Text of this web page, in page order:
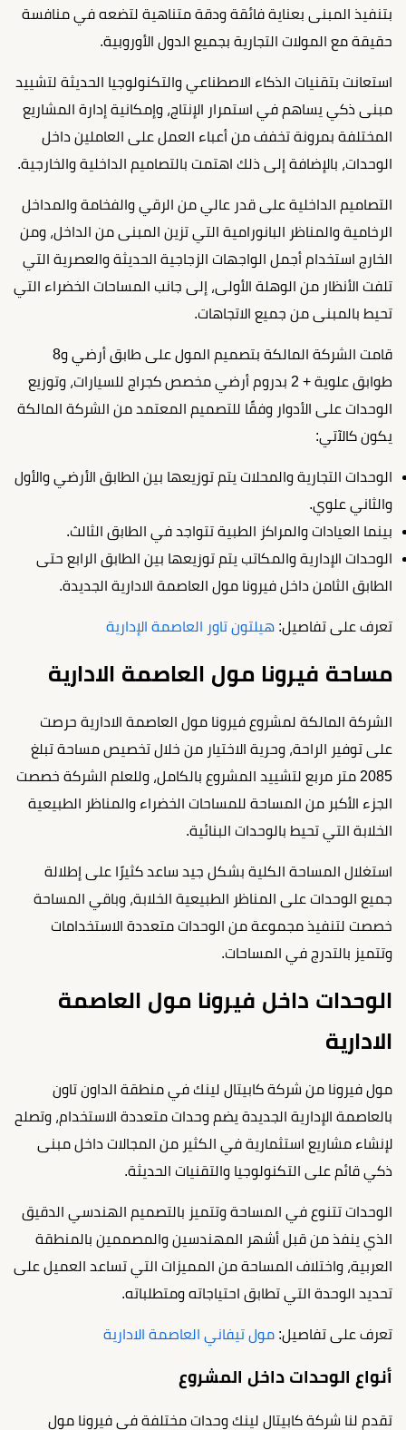
بتنفيذ المبنى بعناية فائقة ودقة متناهية لتضعه في منافسة
حقيقة مع المولات التجارية بجميع الدول الأوروبية.
استعانت بتقنيات الذكاء الاصطناعي والتكنولوجيا الحديثة لتشييد
مبنى ذكي يساهم في استمرار الإنتاج، وإمكانية إدارة المشاريع
المختلفة بمرونة تخفف من أعباء العمل على العاملين داخل
الوحدات، بالإضافة إلى ذلك اهتمت بالتصاميم الداخلية والخارجية.
التصاميم الداخلية على قدر عالي من الرقي والفخامة والمداخل
الرخامية والمناظر البانورامية التي تزين المبنى من الداخل، ومن
الخارج استخدام أجمل الواجهات الزجاجية الحديثة والعصرية التي
تلفت الأنظار من الوهلة الأولى، إلى جانب المساحات الخضراء التي
تحيط بالمبنى من جميع الاتجاهات.
قامت الشركة المالكة بتصميم المول على طابق أرضي و8
طوابق علوية + 2 بدروم أرضي مخصص كجراج للسيارات، وتوزيع
الوحدات على الأدوار وفقًا للتصميم المعتمد من الشركة المالكة
يكون كالآتي:
الوحدات التجارية والمحلات يتم توزيعها بين الطابق الأرضي والأول
والثاني علوي.
بينما العيادات والمراكز الطبية تتواجد في الطابق الثالث.
الوحدات الإدارية والمكاتب يتم توزيعها بين الطابق الرابع حتى
الطابق الثامن داخل فيرونا مول العاصمة الادارية الجديدة.
تعرف على تفاصيل: هيلتون تاور العاصمة الإدارية
مساحة فيرونا مول العاصمة الادارية
الشركة المالكة لمشروع فيرونا مول العاصمة الادارية حرصت
على توفير الراحة، وحرية الاختيار من خلال تخصيص مساحة تبلغ
2085 متر مربع لتشييد المشروع بالكامل، وللعلم الشركة خصصت
الجزء الأكبر من المساحة للمساحات الخضراء والمناظر الطبيعية
الخلابة التي تحيط بالوحدات البنائية.
استغلال المساحة الكلية بشكل جيد ساعد كثيرًا على إطلالة
جميع الوحدات على المناظر الطبيعية الخلابة، وباقي المساحة
خصصت لتنفيذ مجموعة من الوحدات متعددة الاستخدامات
وتتميز بالتدرج في المساحات.
الوحدات داخل فيرونا مول العاصمة
الادارية
مول فيرونا من شركة كابيتال لينك في منطقة الداون تاون
بالعاصمة الإدارية الجديدة يضم وحدات متعددة الاستخدام، وتصلح
لإنشاء مشاريع استثمارية في الكثير من المجالات داخل مبنى
ذكي قائم على التكنولوجيا والتقنيات الحديثة.
الوحدات تتنوع في المساحة وتتميز بالتصميم الهندسي الدقيق
الذي ينفذ من قبل أشهر المهندسين والمصممين بالمنطقة
العربية، واختلاف المساحة من المميزات التي تساعد العميل على
تحديد الوحدة التي تطابق احتياجاته ومتطلباته.
تعرف على تفاصيل: مول تيفاني العاصمة الادارية
أنواع الوحدات داخل المشروع
تقدم لنا شركة كابيتال لينك وحدات مختلفة في فيرونا مول